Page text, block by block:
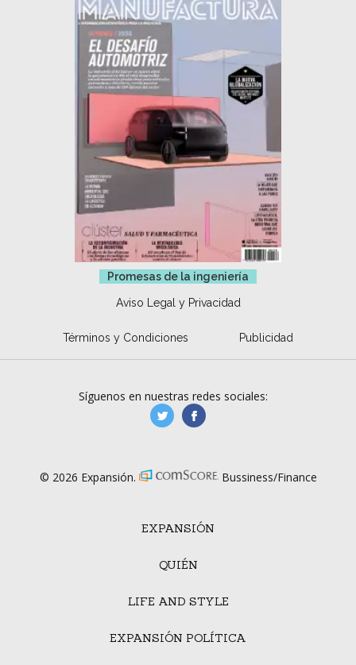
Promesas de la ingeniería
Aviso Legal y Privacidad
Términos y Condiciones Publicidad
EXPANSIÓN
QUIÉN
LIFE AND STYLE
EXPANSIÓN POLÍTICA
Síguenos en nuestras redes sociales:
manufacturaGE
© 2026 Expansión. Bussiness/Finance